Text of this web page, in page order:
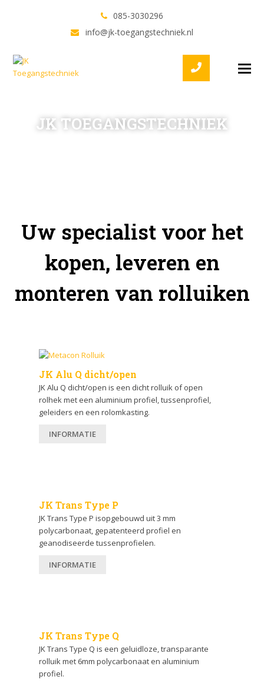
085-3030296
info@jk-toegangstechniek.nl
Youtube
JK TOEGANGSTECHNIEK
Uw specialist voor het
kopen, leveren en
monteren van rolluiken
JK Alu Q dicht/open
JK Alu Q dicht/open is een dicht rolluik of open
rolhek met een aluminium profiel, tussenprofiel,
geleiders en een rolomkasting.
INFORMATIE
JK Trans Type P
JK Trans Type P isopgebouwd uit 3 mm
polycarbonaat, gepatenteerd profiel en
geanodiseerde tussenprofielen.
INFORMATIE
JK Trans Type Q
JK Trans Type Q is een geluidloze, transparante
rolluik met 6mm polycarbonaat en aluminium
profiel.